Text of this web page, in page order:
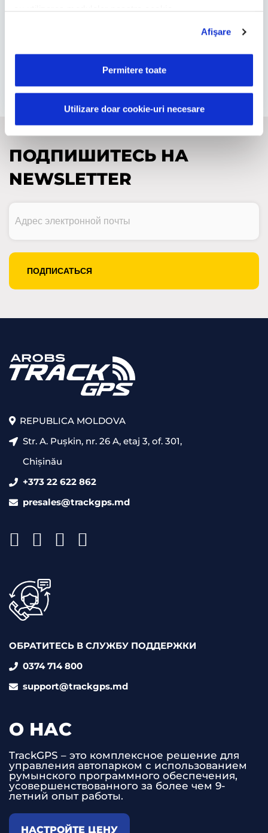
Afişare
Permitere toate
Utilizare doar cookie-uri necesare
автопарков. …
ПОДПИШИТЕСЬ НА
NEWSLETTER
электронной
CAPTCHA
REPUBLICA MOLDOVA
Str. A. Pușkin, nr. 26 A, etaj 3, of. 301,
Chișinău
+373 22 622 862
presales@trackgps.md
ОБРАТИТЕСЬ В СЛУЖБУ ПОДДЕРЖКИ
0374 714 800
support@trackgps.md
О НАС
TrackGPS – это комплексное решение для
управления автопарком с использованием
румынского программного обеспечения,
усовершенствованного за более чем 9-
летний опыт работы.
НАСТРОЙТЕ ЦЕНУ